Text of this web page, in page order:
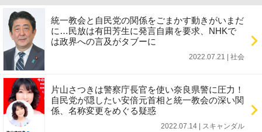
統一教会と自民党の関係をごまかす動きがいまだ
に…民放は有田芳生に発言自粛を要求、NHKで
は政界への言及がタブーに
2022.07.21 | 社会
片山さつきは警察庁長官を使い奈良県警に圧力！
自民党が隠したい安倍元首相と統一教会の深い関
係、名称変更をめぐる疑惑
2022.07.14 | スキャンダル